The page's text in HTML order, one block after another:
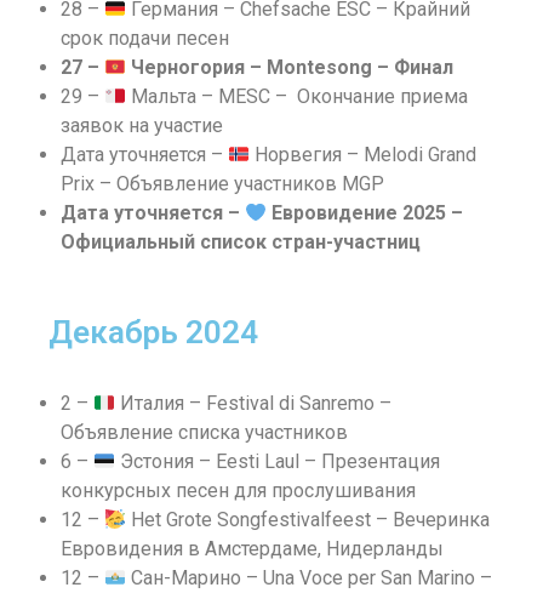
28 –
Германия – Chefsache ESC – Крайний
срок подачи песен
27 –
Черногория – Montesong – Финал
29 –
Мальта – MESC – Окончание приема
заявок на участие
Дата уточняется –
Норвегия – Melodi Grand
Prix – Объявление участников MGP
Дата уточняется –
Евровидение 2025 –
Официальный список стран-участниц
Декабрь 2024
2 –
Италия – Festival di Sanremo –
Объявление списка участников
6 –
Эстония – Eesti Laul – Презентация
конкурсных песен для прослушивания
12 –
Het Grote Songfestivalfeest – Вечеринка
Евровидения в Амстердаме, Нидерланды
12 –
Сан-Марино – Una Voce per San Marino –